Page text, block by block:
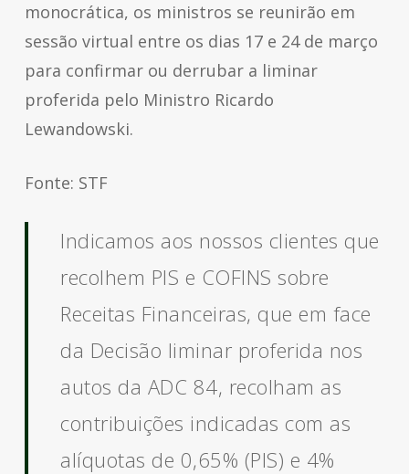
monocrática, os ministros se reunirão em
sessão virtual entre os dias 17 e 24 de março
para confirmar ou derrubar a liminar
proferida pelo Ministro Ricardo
Lewandowski.
Fonte: STF
Indicamos aos nossos clientes que
recolhem PIS e COFINS sobre
Receitas Financeiras, que em face
da Decisão liminar proferida nos
autos da ADC 84, recolham as
contribuições indicadas com as
alíquotas de 0,65% (PIS) e 4%